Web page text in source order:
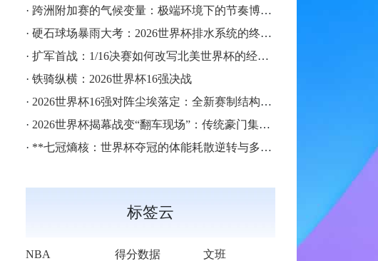
· 跨洲附加赛的气候变量：极端环境下的节奏博弈与战术自适应
· 硬石球场暴雨大考：2026世界杯排水系统的终极抗洪力
· 扩军首战：1/16决赛如何改写北美世界杯的经济版图
· 铁骑纵横：2026世界杯16强决战
· 2026世界杯16强对阵尘埃落定：全新赛制结构引爆热议
· 2026世界杯揭幕战变“翻车现场”：传统豪门集体遇险
· **七冠熵核：世界杯夺冠的体能耗散逆转与多阶博弈论**
标签云
NBA 得分数据
文班